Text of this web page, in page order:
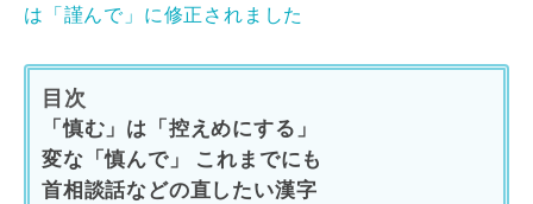
は「謹んで」に修正されました
目次
「慎む」は「控えめにする」
変な「慎んで」 これまでにも
首相談話などの直したい漢字